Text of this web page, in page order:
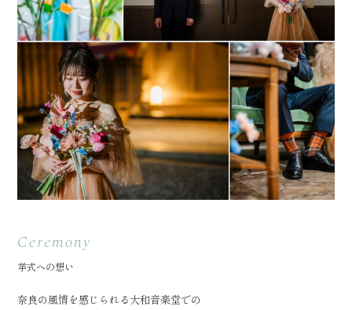
Ceremony
挙式への想い
奈良の風情を感じられる大和音楽堂での